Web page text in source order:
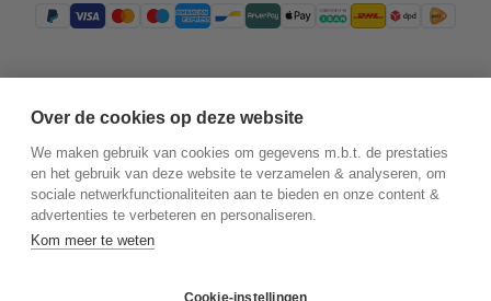
Over de cookies op deze website
We maken gebruik van cookies om gegevens m.b.t. de prestaties
en het gebruik van deze website te verzamelen & analyseren, om
sociale netwerkfunctionaliteiten aan te bieden en onze content &
advertenties te verbeteren en personaliseren.
Kom meer te weten
Cookie-instellingen